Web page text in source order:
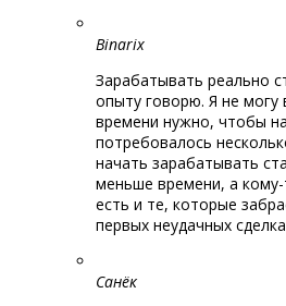
Binarix
Зарабатывать реально
опыту говорю. Я не могу
времени нужно, чтобы
потребовалось
начать зарабатывать
меньше времени, а
есть и те, которые
первых неудачных
Санёк